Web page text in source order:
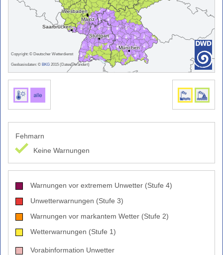
Grasbrand)
Warnindizes
Unwetterwarnkriterien
Binnenseewarnungen
Hitze-
und
UV-
Warnungen
Hochwasserzentralen
Weitere
Partner
Copyright: © Deutscher Wetterdienst
Geobasisdaten: © BKG 2015 (Daten verändert)
Fehmarn
Keine Warnungen
Warnungen vor extremem Unwetter (Stufe 4)
Unwetterwarnungen (Stufe 3)
Warnungen vor markantem Wetter (Stufe 2)
Wetterwarnungen (Stufe 1)
Vorabinformation Unwetter